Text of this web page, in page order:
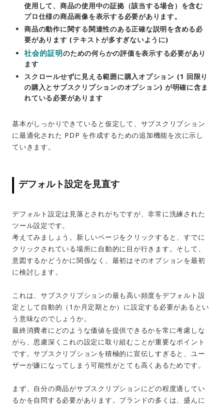
使用して、商品の使用中の証拠（該当する場合）を含む
プロ仕様の商品画像を表示する必要があります。
商品の動作に関する関連性のある正確な説明を含める必
要があります (テキストが多すぎないように)
社会的証明のための何らかの評価を表示する必要があり
ます
スクロールせずに見える範囲に購入オプション (1 回限り
の購入とサブスクリプションのオプション) が明確に含ま
れている必要があります
基本がしっかりできていると仮定して、サブスクリプション
に最適化された PDP を作成するための追加機能を次に示し
ていきます。
デフォルト設定を見直す
デフォルト設定は見落とされがちですが、非常に洗練された
ツール設定です。
考えてみましょう。新しいページをクリックすると、すでに
クリックされている場所に自動的に目が行きます。そして、
意図するかどうかに関係なく、最初はそのオプションを最初
に検討します。
これは、サブスクリプションの最も高い頻度をデフォルト設
定として自動的（1か月定期とか）に設定する必要があるとい
う意味なのでしょうか。
最終消費者にどのような価値を提供できるかを常に考慮しな
がら、思慮深くこれの設定に取り組むことが重要なポイント
です。サブスクリプションを積極的に宣伝しすぎると、ユー
ザーが嫌になってしまう可能性がとても高くあるためです。
まず、自分の商品がサブスクリプションにどの程度適してい
るかを自問する必要があります。ブランドの多くは、盛んに